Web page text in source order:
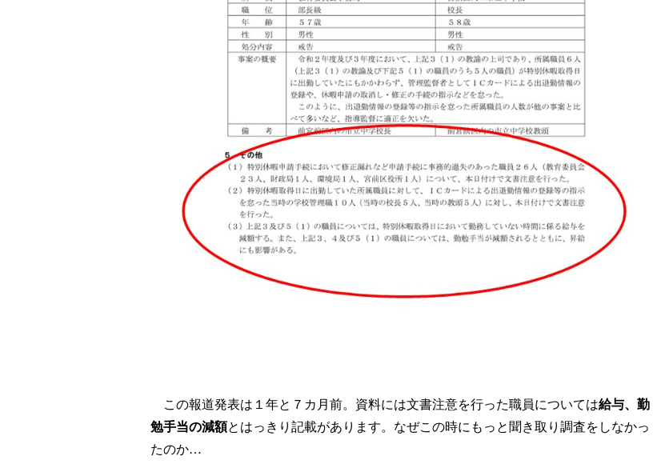
この報道発表は１年と７カ月前。資料には文書注意を行った職員については給与、勤
勉手当の減額とはっきり記載があります。なぜこの時にもっと聞き取り調査をしなかっ
たのか…